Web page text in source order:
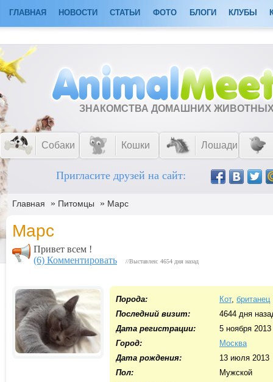
ГЛАВНАЯ НОВОСТИ СТАТЬИ ФОТО БЛОГИ КЛУБЫ
ЗНАКОМСТВА ДОМАШНИХ
Собаки Кошки Лошади
Пригласите друзей на сайт:
Главная » Питомцы » Марс
Марс
Привет всем !
(6) Комментировать
//Выставлен: 4654 дня назад
Порода: Кот, британец
Последний визит:
4644 дня
Дата регистрации:
5 ноября 2013
Город:
Москва
Дата рождения:
13 июля 2013
Пол:
Мужской